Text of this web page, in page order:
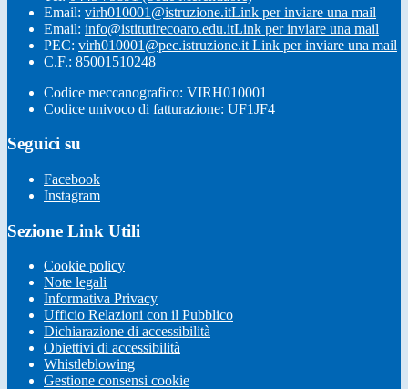
Email: virh010001@istruzione.itLink per inviare una mail
Email: info@istitutirecoaro.edu.itLink per inviare una mail
PEC: virh010001@pec.istruzione.it Link per inviare una mail
C.F.: 85001510248
Codice meccanografico: VIRH010001
Codice univoco di fatturazione: UF1JF4
Seguici su
Facebook
Instagram
Sezione Link Utili
Cookie policy
Note legali
Informativa Privacy
Ufficio Relazioni con il Pubblico
Dichiarazione di accessibilità
Obiettivi di accessibilità
Whistleblowing
Gestione consensi cookie